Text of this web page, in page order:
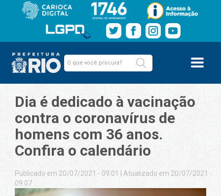
Dia é dedicado à vacinação
contra o coronavírus de
homens com 36 anos.
Confira o calendário
Publicado em 20/07/2021 - 09:01
Atualizado em 20/07/2021 -
09:07